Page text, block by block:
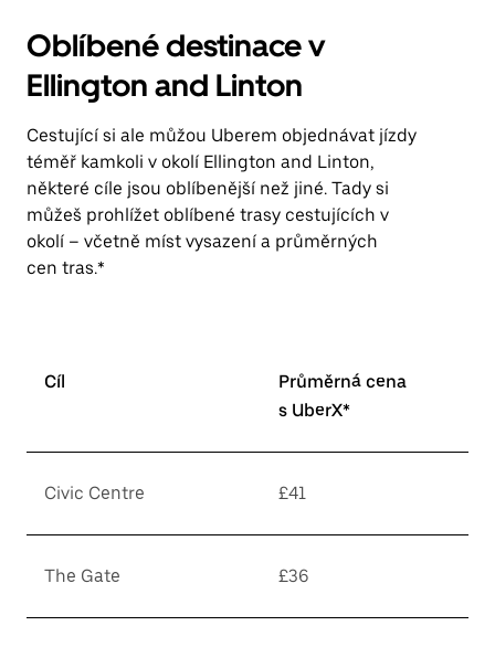
Oblíbené destinace v
Ellington and Linton
Cestující si ale můžou Uberem objednávat jízdy
téměř kamkoli v okolí Ellington and Linton,
některé cíle jsou oblíbenější než jiné. Tady si
můžeš prohlížet oblíbené trasy cestujících v
okolí – včetně míst vysazení a průměrných
cen tras.*
Cíl
Průměrná cena
s UberX*
Civic Centre £41
The Gate £36